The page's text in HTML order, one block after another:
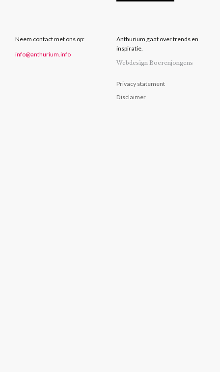
Neem contact met ons op:
info@anthurium.info
Anthurium gaat over trends en
inspiratie.
Webdesign Boerenjongens
Privacy statement
Disclaimer